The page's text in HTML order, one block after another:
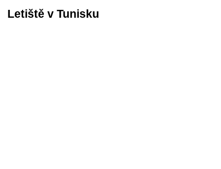
Letiště v Tunisku